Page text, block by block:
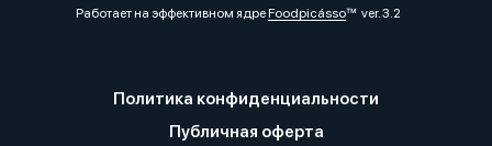
Работает на эффективном ядреFoodpicássover. 3.2
Политика конфиденциальности
Публичная оферта